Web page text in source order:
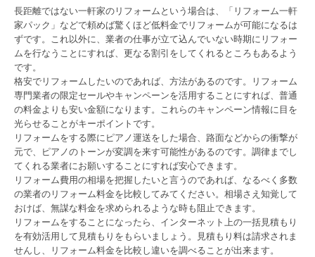
長距離ではない一軒家のリフォームという場合は、「リフォーム一軒
家パック」などで頼めば驚くほど低料金でリフォームが可能になるは
ずです。これ以外に、業者の仕事が立て込んでいない時期にリフォー
ムを行なうことにすれば、更なる割引をしてくれるところもあるよう
です。
格安でリフォームしたいのであれば、方法があるのです。リフォーム
専門業者の限定セールやキャンペーンを活用することにすれば、普通
の料金よりも安い金額になります。これらのキャンペーン情報に目を
光らせることがキーポイントです。
リフォームをする際にピアノ運送をした場合、路面などからの衝撃が
元で、ピアノのトーンが変調を来す可能性があるのです。調律までし
てくれる業者にお願いすることにすれば安心できます。
リフォーム費用の相場を把握したいと言うのであれば、なるべく多数
の業者のリフォーム料金を比較してみてください。相場さえ知覚して
おけば、無謀な料金を求められるような時も阻止できます。
リフォームをすることになったら、インターネット上の一括見積もり
を有効活用して見積もりをもらいましょう。見積もり料は請求されま
せんし、リフォーム料金を比較し違いを調べることが出来ます。